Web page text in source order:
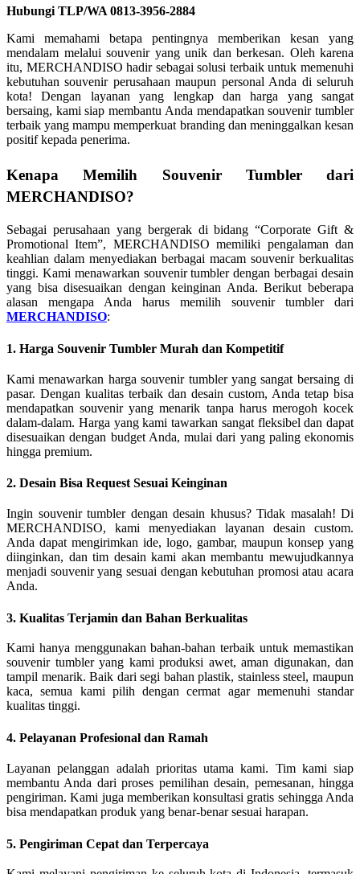
Hubungi TLP/WA 0813-3956-2884
Kami memahami betapa pentingnya memberikan kesan yang
mendalam melalui souvenir yang unik dan berkesan. Oleh karena
itu, MERCHANDISO hadir sebagai solusi terbaik untuk memenuhi
kebutuhan souvenir perusahaan maupun personal Anda di seluruh
kota! Dengan layanan yang lengkap dan harga yang sangat
bersaing, kami siap membantu Anda mendapatkan souvenir tumbler
terbaik yang mampu memperkuat branding dan meninggalkan kesan
positif kepada penerima.
Kenapa Memilih Souvenir Tumbler dari
MERCHANDISO?
Sebagai perusahaan yang bergerak di bidang “Corporate Gift &
Promotional Item”, MERCHANDISO memiliki pengalaman dan
keahlian dalam menyediakan berbagai macam souvenir berkualitas
tinggi. Kami menawarkan souvenir tumbler dengan berbagai desain
yang bisa disesuaikan dengan keinginan Anda. Berikut beberapa
alasan mengapa Anda harus memilih souvenir tumbler dari
MERCHANDISO:
1. Harga Souvenir Tumbler Murah dan Kompetitif
Kami menawarkan harga souvenir tumbler yang sangat bersaing di
pasar. Dengan kualitas terbaik dan desain custom, Anda tetap bisa
mendapatkan souvenir yang menarik tanpa harus merogoh kocek
dalam-dalam. Harga yang kami tawarkan sangat fleksibel dan dapat
disesuaikan dengan budget Anda, mulai dari yang paling ekonomis
hingga premium.
2. Desain Bisa Request Sesuai Keinginan
Ingin souvenir tumbler dengan desain khusus? Tidak masalah! Di
MERCHANDISO, kami menyediakan layanan desain custom.
Anda dapat mengirimkan ide, logo, gambar, maupun konsep yang
diinginkan, dan tim desain kami akan membantu mewujudkannya
menjadi souvenir yang sesuai dengan kebutuhan promosi atau acara
Anda.
3. Kualitas Terjamin dan Bahan Berkualitas
Kami hanya menggunakan bahan-bahan terbaik untuk memastikan
souvenir tumbler yang kami produksi awet, aman digunakan, dan
tampil menarik. Baik dari segi bahan plastik, stainless steel, maupun
kaca, semua kami pilih dengan cermat agar memenuhi standar
kualitas tinggi.
4. Pelayanan Profesional dan Ramah
Layanan pelanggan adalah prioritas utama kami. Tim kami siap
membantu Anda dari proses pemilihan desain, pemesanan, hingga
pengiriman. Kami juga memberikan konsultasi gratis sehingga Anda
bisa mendapatkan produk yang benar-benar sesuai harapan.
5. Pengiriman Cepat dan Terpercaya